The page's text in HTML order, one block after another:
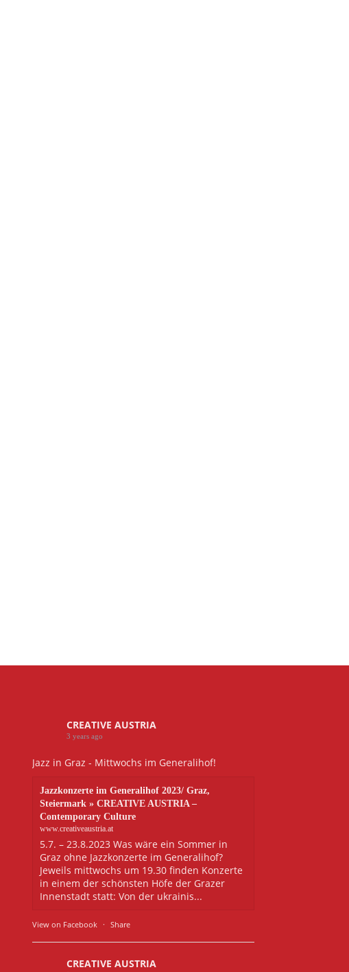
CREATIVE AUSTRIA
3 years ago
Jazz in Graz - Mittwochs im Generalihof!
Jazzkonzerte im Generalihof 2023/ Graz,
Steiermark » CREATIVE AUSTRIA –
Contemporary Culture
www.creativeaustria.at
5.7. – 23.8.2023 Was wäre ein Sommer in
Graz ohne Jazzkonzerte im Generalihof?
Jeweils mittwochs um 19.30 finden Konzerte
in einem der schönsten Höfe der Grazer
Innenstadt statt: Von der ukrainis...
View on Facebook · Share
CREATIVE AUSTRIA